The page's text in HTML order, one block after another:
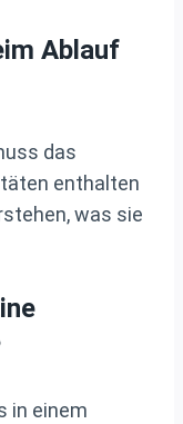
Ablauf
das
enthalten
was sie
in einem